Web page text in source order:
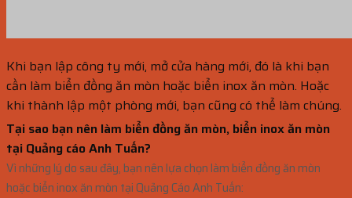
Khi bạn lập công ty mới, mở cửa hàng mới, đó là khi bạn
cần làm biển đồng ăn mòn hoặc biển inox ăn mòn. Hoặc
khi thành lập một phòng mới, bạn cũng có thể làm chúng.
Tại sao bạn nên làm biển đồng ăn mòn, biển inox ăn mòn
tại Quảng cáo Anh Tuấn?
Vì những lý do sau đây, bạn nên lựa chọn làm biển đồng ăn mòn
hoặc biển inox ăn mòn tại Quảng Cáo Anh Tuấn: